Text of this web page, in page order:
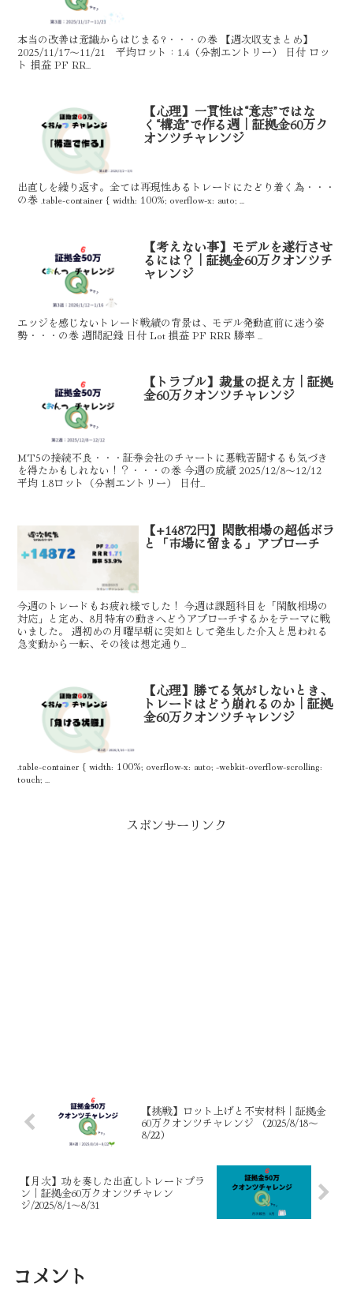
本当の改善は意識からはじまる?・・・の巻 【週次収支まとめ】
2025/11/17～11/21 平均ロット：1.4（分割エントリー） 日付 ロッ
ト 損益 PF RR...
【心理】一貫性は“意志”ではな
く“構造”で作る週｜証拠金60万ク
オンツチャレンジ
出直しを繰り返す。全ては再現性あるトレードにたどり着く為・・・
の巻 .table-container { width: 100%; overflow-x: auto; ...
【考えない事】モデルを遂行させ
るには？｜証拠金60万クオンツチ
ャレンジ
エッジを感じないトレード戦績の背景は、モデル発動直前に迷う姿
勢・・・の巻 週間記録 日付 Lot 損益 PF RRR 勝率 ...
【トラブル】裁量の捉え方｜証拠
金60万クオンツチャレンジ
MT5の接続不良・・・証券会社のチャートに悪戦苦闘するも気づき
を得たかもしれない！？・・・の巻 今週の成績 2025/12/8～12/12
平均 1.8ロット（分割エントリー） 日付...
【+14872円】閑散相場の超低ボラ
と「市場に留まる」アプローチ
今週のトレードもお疲れ様でした！ 今週は課題科目を「閑散相場の
対応」と定め、8月特有の動きへどうアプローチするかをテーマに戦
いました。 週初めの月曜早朝に突如として発生した介入と思われる
急変動から一転、その後は想定通り...
【心理】勝てる気がしないとき、
トレードはどう崩れるのか｜証拠
金60万クオンツチャレンジ
.table-container { width: 100%; overflow-x: auto; -webkit-overflow-scrolling:
touch; ...
スポンサーリンク
【挑戦】ロット上げと不安材料｜証拠金
60万クオンツチャレンジ （2025/8/18～
8/22）
【月次】功を奏した出直しトレードプラ
ン｜証拠金60万クオンツチャレン
ジ/2025/8/1～8/31
コメント